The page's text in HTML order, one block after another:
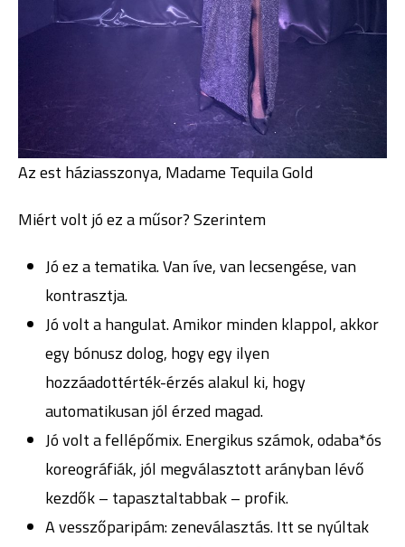
Az est háziasszonya, Madame Tequila Gold
Miért volt jó ez a műsor? Szerintem
Jó ez a tematika. Van íve, van lecsengése, van
kontrasztja.
Jó volt a hangulat. Amikor minden klappol, akkor
egy bónusz dolog, hogy egy ilyen
hozzáadottérték-érzés alakul ki, hogy
automatikusan jól érzed magad.
Jó volt a fellépőmix. Energikus számok, odaba*ós
koreográfiák, jól megválasztott arányban lévő
kezdők – tapasztaltabbak – profik.
A vesszőparipám: zeneválasztás. Itt se nyúltak